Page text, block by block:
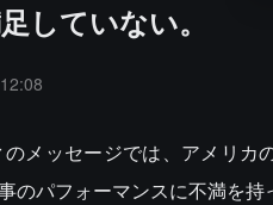
していない。
メッセージでは、アメリ
のパフォーマンスに不満を持